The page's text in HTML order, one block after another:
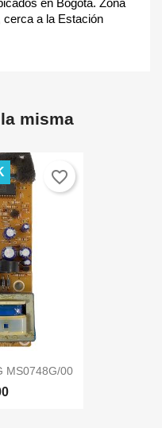
en Bogotá. Zona
cerca a la Estación
misma
MS0748G/00
favorite_border